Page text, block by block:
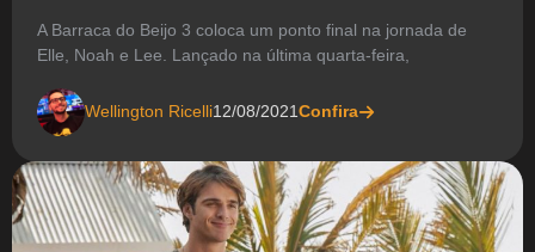
A Barraca do Beijo 3 coloca um ponto final na jornada de
Elle, Noah e Lee. Lançado na última quarta-feira,
Wellington Ricelli12/08/2021Confira